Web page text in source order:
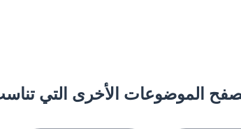
الموضوعات الأخرى التي